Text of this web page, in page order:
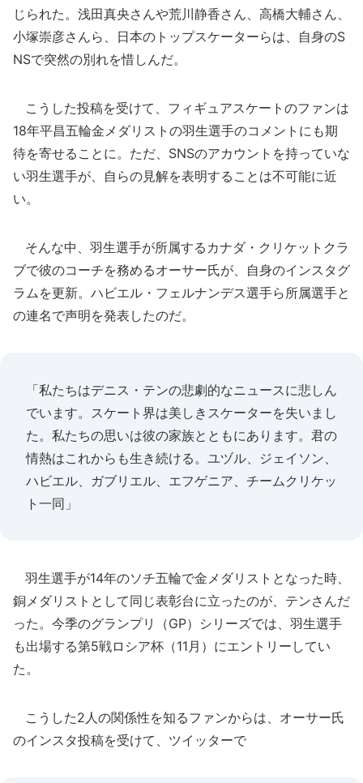
じられた。浅田真央さんや荒川静香さん、高橋大輔さん、
小塚崇彦さんら、日本のトップスケーターらは、自身のS
NSで突然の別れを惜しんだ。
こうした投稿を受けて、フィギュアスケートのファンは
18年平昌五輪金メダリストの羽生選手のコメントにも期
待を寄せることに。ただ、SNSのアカウントを持っていな
い羽生選手が、自らの見解を表明することは不可能に近
い。
そんな中、羽生選手が所属するカナダ・クリケットクラ
ブで彼のコーチを務めるオーサー氏が、自身のインスタグ
ラムを更新。ハビエル・フェルナンデス選手ら所属選手と
の連名で声明を発表したのだ。
「私たちはデニス・テンの悲劇的なニュースに悲しん
でいます。スケート界は美しきスケーターを失いまし
た。私たちの思いは彼の家族とともにあります。君の
情熱はこれからも生き続ける。ユヅル、ジェイソン、
ハビエル、ガブリエル、エフゲニア、チームクリケッ
ト一同」
羽生選手が14年のソチ五輪で金メダリストとなった時、
銅メダリストとして同じ表彰台に立ったのが、テンさんだ
った。今季のグランプリ（GP）シリーズでは、羽生選手
も出場する第5戦ロシア杯（11月）にエントリーしてい
た。
こうした2人の関係性を知るファンからは、オーサー氏
のインスタ投稿を受けて、ツイッターで